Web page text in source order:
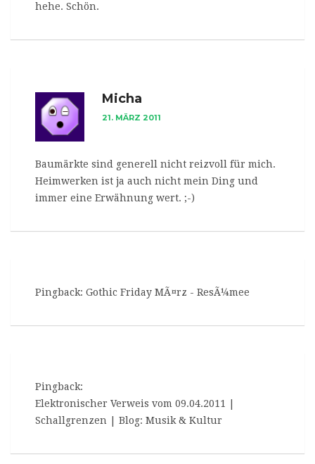
hehe. Schön.
Micha
21. MÄRZ 2011
Baumärkte sind generell nicht reizvoll für mich.
Heimwerken ist ja auch nicht mein Ding und
immer eine Erwähnung wert. ;-)
Pingback: Gothic Friday MÃ¤rz - ResÃ¼mee
Pingback:
Elektronischer Verweis vom 09.04.2011 |
Schallgrenzen | Blog: Musik & Kultur